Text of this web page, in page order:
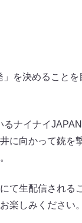
」を決めることを
るナイナイ
に向かって銃を
て生配信される
楽しみください